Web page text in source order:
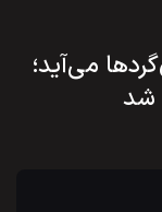
می‌آید؛
شد